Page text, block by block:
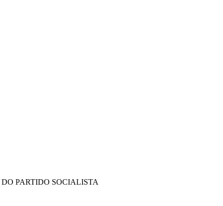
PARTIDO SOCIALISTA